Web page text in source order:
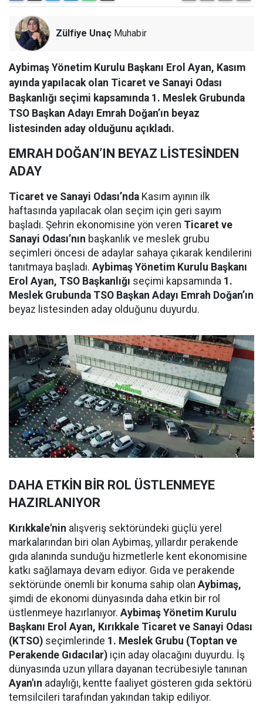
Zülfiye Unaç Muhabir
Aybimaş Yönetim Kurulu Başkanı Erol Ayan, Kasım
ayında yapılacak olan Ticaret ve Sanayi Odası
Başkanlığı seçimi kapsamında 1. Meslek Grubunda
TSO Başkan Adayı Emrah Doğan’ın beyaz
listesinden aday olduğunu açıkladı.
EMRAH DOĞAN’IN BEYAZ LİSTESİNDEN
ADAY
Ticaret ve Sanayi Odası’nda Kasım ayının ilk
haftasında yapılacak olan seçim için geri sayım
başladı. Şehrin ekonomisine yön veren Ticaret ve
Sanayi Odası’nın başkanlık ve meslek grubu
seçimleri öncesi de adaylar sahaya çıkarak kendilerini
tanıtmaya başladı. Aybimaş Yönetim Kurulu Başkanı
Erol Ayan, TSO Başkanlığı seçimi kapsamında 1.
Meslek Grubunda TSO Başkan Adayı Emrah Doğan’ın
beyaz listesinden aday olduğunu duyurdu.
DAHA ETKİN BİR ROL ÜSTLENMEYE
HAZIRLANIYOR
Kırıkkale'nin alışveriş sektöründeki güçlü yerel
markalarından biri olan Aybimaş, yıllardır perakende
gıda alanında sunduğu hizmetlerle kent ekonomisine
katkı sağlamaya devam ediyor. Gıda ve perakende
sektöründe önemli bir konuma sahip olan Aybimaş,
şimdi de ekonomi dünyasında daha etkin bir rol
üstlenmeye hazırlanıyor. Aybimaş Yönetim Kurulu
Başkanı Erol Ayan, Kırıkkale Ticaret ve Sanayi Odası
(KTSO) seçimlerinde 1. Meslek Grubu (Toptan ve
Perakende Gıdacılar) için aday olacağını duyurdu. İş
dünyasında uzun yıllara dayanan tecrübesiyle tanınan
Ayan'ın adaylığı, kentte faaliyet gösteren gıda sektörü
temsilcileri tarafından yakından takip ediliyor.